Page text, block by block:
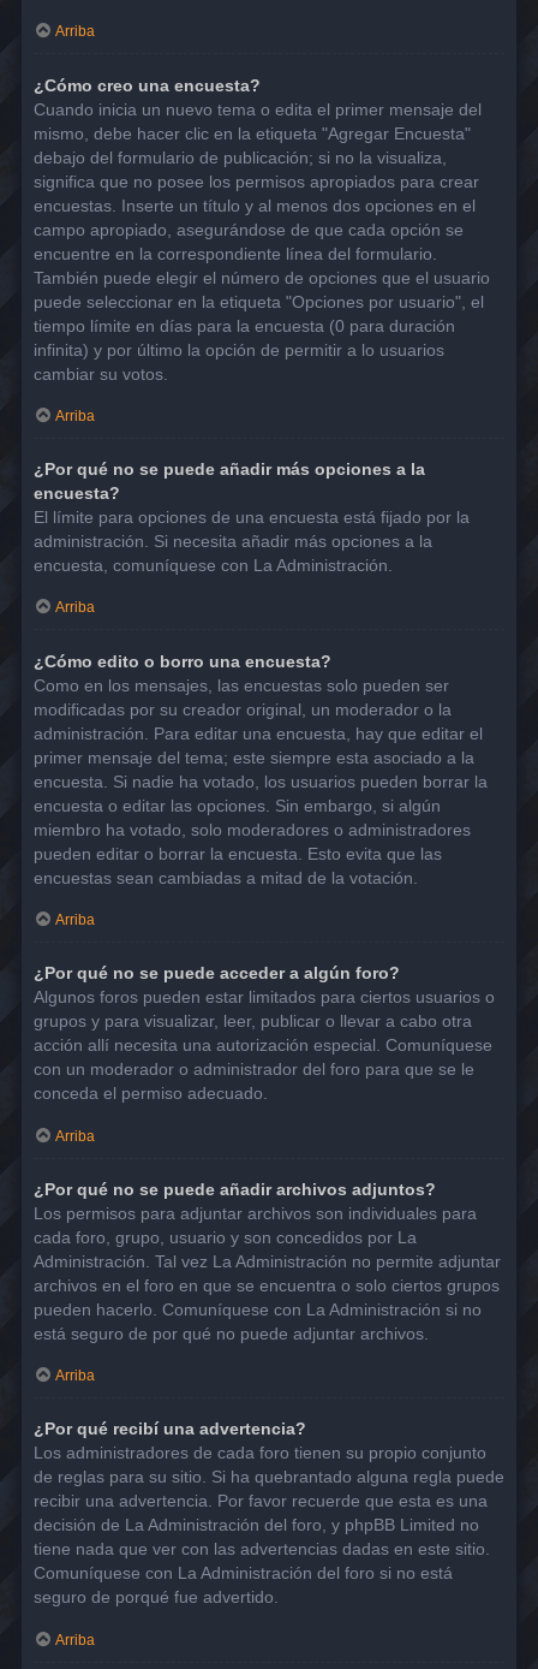
Arriba
¿Cómo creo una encuesta?
Cuando inicia un nuevo tema o edita el primer mensaje del
mismo, debe hacer clic en la etiqueta "Agregar Encuesta"
debajo del formulario de publicación; si no la visualiza,
significa que no posee los permisos apropiados para crear
encuestas. Inserte un título y al menos dos opciones en el
campo apropiado, asegurándose de que cada opción se
encuentre en la correspondiente línea del formulario.
También puede elegir el número de opciones que el usuario
puede seleccionar en la etiqueta "Opciones por usuario", el
tiempo límite en días para la encuesta (0 para duración
infinita) y por último la opción de permitir a lo usuarios
cambiar su votos.
Arriba
¿Por qué no se puede añadir más opciones a la
encuesta?
El límite para opciones de una encuesta está fijado por la
administración. Si necesita añadir más opciones a la
encuesta, comuníquese con La Administración.
Arriba
¿Cómo edito o borro una encuesta?
Como en los mensajes, las encuestas solo pueden ser
modificadas por su creador original, un moderador o la
administración. Para editar una encuesta, hay que editar el
primer mensaje del tema; este siempre esta asociado a la
encuesta. Si nadie ha votado, los usuarios pueden borrar la
encuesta o editar las opciones. Sin embargo, si algún
miembro ha votado, solo moderadores o administradores
pueden editar o borrar la encuesta. Esto evita que las
encuestas sean cambiadas a mitad de la votación.
Arriba
¿Por qué no se puede acceder a algún foro?
Algunos foros pueden estar limitados para ciertos usuarios o
grupos y para visualizar, leer, publicar o llevar a cabo otra
acción allí necesita una autorización especial. Comuníquese
con un moderador o administrador del foro para que se le
conceda el permiso adecuado.
Arriba
¿Por qué no se puede añadir archivos adjuntos?
Los permisos para adjuntar archivos son individuales para
cada foro, grupo, usuario y son concedidos por La
Administración. Tal vez La Administración no permite adjuntar
archivos en el foro en que se encuentra o solo ciertos grupos
pueden hacerlo. Comuníquese con La Administración si no
está seguro de por qué no puede adjuntar archivos.
Arriba
¿Por qué recibí una advertencia?
Los administradores de cada foro tienen su propio conjunto
de reglas para su sitio. Si ha quebrantado alguna regla puede
recibir una advertencia. Por favor recuerde que esta es una
decisión de La Administración del foro, y phpBB Limited no
tiene nada que ver con las advertencias dadas en este sitio.
Comuníquese con La Administración del foro si no está
seguro de porqué fue advertido.
Arriba